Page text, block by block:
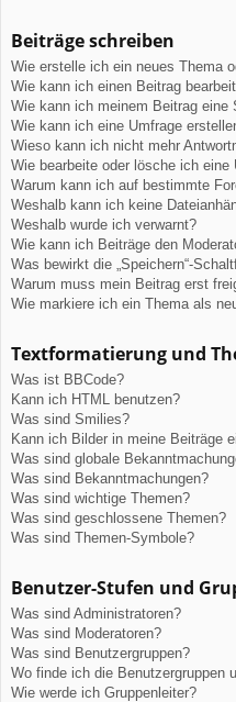
Beiträge schreiben
Wie erstelle ich ein neues Thema
Wie kann ich einen Beitrag
Wie kann ich meinem Beitrag eine
Wie kann ich eine Umfrage
Wieso kann ich nicht mehr
Wie bearbeite oder lösche ich eine
Warum kann ich auf bestimmte
Weshalb kann ich keine
Weshalb wurde ich verwarnt?
Wie kann ich Beiträge den
Was bewirkt die „Speichern“-
Warum muss mein Beitrag erst
Wie markiere ich ein Thema als
Textformatierung und
Was ist BBCode?
Kann ich HTML benutzen?
Was sind Smilies?
Kann ich Bilder in meine Beiträge
Was sind globale
Was sind Bekanntmachungen?
Was sind wichtige Themen?
Was sind geschlossene Themen?
Was sind Themen-Symbole?
Benutzer-Stufen und
Was sind Administratoren?
Was sind Moderatoren?
Was sind Benutzergruppen?
Wo finde ich die Benutzergruppen
Wie werde ich Gruppenleiter?